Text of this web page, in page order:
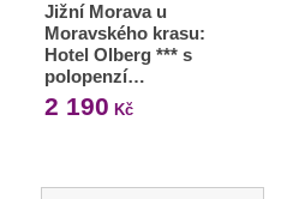
Jižní Morava u
Moravského krasu:
Hotel Olberg *** s
polopenzí…
2 190 Kč